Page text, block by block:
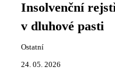
Insolvenční
v dluhové pasti
Ostatní
24. 05. 2026